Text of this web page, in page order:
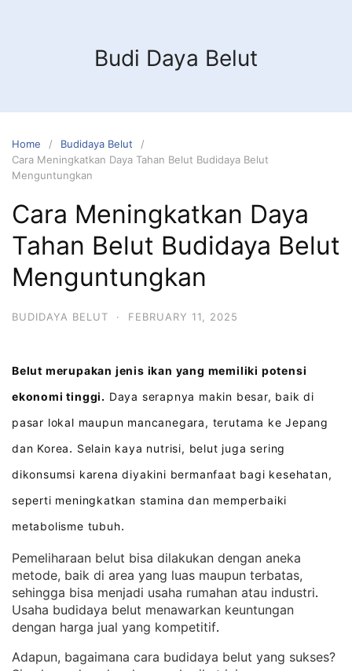
Budi Daya Belut
Home
Budidaya Belut
Cara Meningkatkan Daya Tahan Belut Budidaya Belut
Menguntungkan
Cara Meningkatkan Daya
Tahan Belut Budidaya Belut
Menguntungkan
BUDIDAYA BELUT · FEBRUARY 11, 2025
Belut merupakan jenis ikan yang memiliki potensi
ekonomi tinggi. Daya serapnya makin besar, baik di
pasar lokal maupun mancanegara, terutama ke Jepang
dan Korea. Selain kaya nutrisi, belut juga sering
dikonsumsi karena diyakini bermanfaat bagi kesehatan,
seperti meningkatkan stamina dan memperbaiki
metabolisme tubuh.
Pemeliharaan belut bisa dilakukan dengan aneka
metode, baik di area yang luas maupun terbatas,
sehingga bisa menjadi usaha rumahan atau industri
Usaha budidaya belut menawarkan keuntungan
dengan harga jual yang kompetitif.
Adapun, bagaimana cara budidaya belut yang sukses?